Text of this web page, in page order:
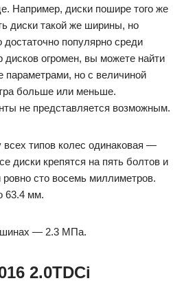
Например, диски пошире того же
диски такой же ширины, но
популярно среди
огромен, вы можете найти
параметрами, но с величиной
больше или меньше.
не представляется возможным.
всех типов колес одинаковая —
диски крепятся на пять болтов и
сто восемь миллиметров.
63.4 мм.
шинах — 2.3 МПа.
2.0TDCi